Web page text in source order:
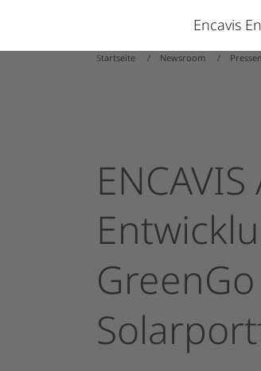
Encavis
Startseite Newsroom
ENCAVIS
GreenGo